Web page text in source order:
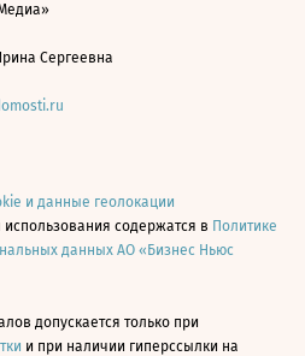
Сергеевна
и данные геолокации
использования содержатся в Политике
данных АО «Бизнес Ньюс
допускается только при
и при наличии гиперссылки на